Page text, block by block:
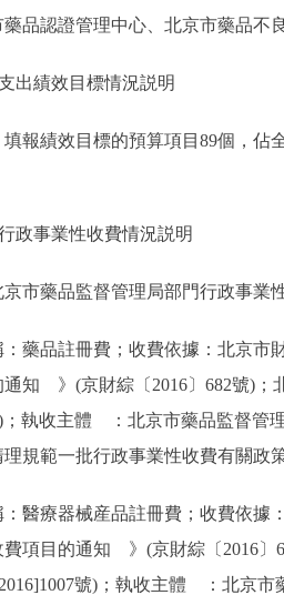
品認證管理中心、北京市藥品不
績效目標情況説明
績效目標的預算項目89個，佔全
事業性收費情況説明
藥品監督管理局部門行政事業
品註冊費；收費依據：北京市
通知 》(京財綜〔2016〕682號)
)；執收主體 ：北京市藥品監督
規範一批行政事業性收費有關政
療器械産品註冊費；收費依據
費項目的通知 》(京財綜〔2016
號)；執收主體 ：北京